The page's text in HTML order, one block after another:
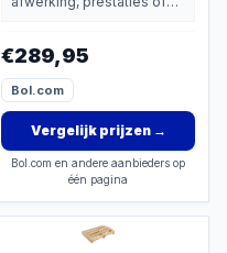
€289,95
Bol.com
Vergelijk prijzen→
Bol.com en andere aanbieders op
één pagina